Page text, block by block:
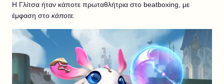
Η Γλίτσα ήταν κάποτε πρωταθλήτρια στο beatboxing, με
έμφαση στο κάποτε.